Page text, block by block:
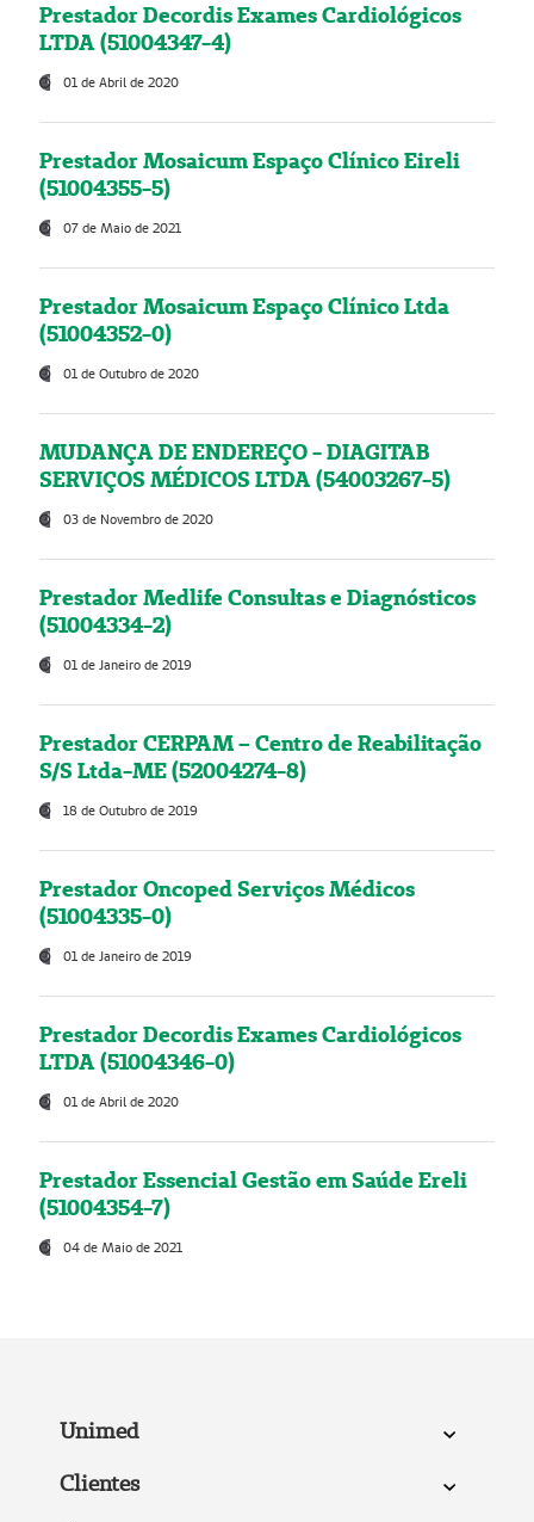
Prestador Decordis Exames Cardiológicos
LTDA (51004347-4)
01 de Abril de 2020
Prestador Mosaicum Espaço Clínico Eireli
(51004355-5)
07 de Maio de 2021
Prestador Mosaicum Espaço Clínico Ltda
(51004352-0)
01 de Outubro de 2020
MUDANÇA DE ENDEREÇO - DIAGITAB
SERVIÇOS MÉDICOS LTDA (54003267-5)
03 de Novembro de 2020
Prestador Medlife Consultas e Diagnósticos
(51004334-2)
01 de Janeiro de 2019
Prestador CERPAM – Centro de Reabilitação
S/S Ltda-ME (52004274-8)
18 de Outubro de 2019
Prestador Oncoped Serviços Médicos
(51004335-0)
01 de Janeiro de 2019
Prestador Decordis Exames Cardiológicos
LTDA (51004346-0)
01 de Abril de 2020
Prestador Essencial Gestão em Saúde Ereli
(51004354-7)
04 de Maio de 2021
Unimed
Clientes